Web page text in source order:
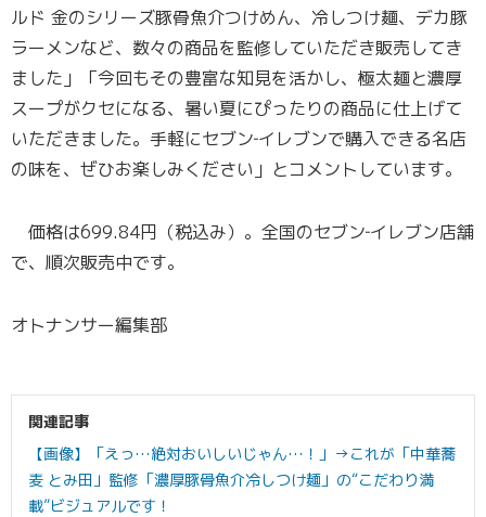
ルド 金のシリーズ豚骨魚介つけめん、冷しつけ麺、デカ豚
ラーメンなど、数々の商品を監修していただき販売してき
ました」「今回もその豊富な知見を活かし、極太麺と濃厚
スープがクセになる、暑い夏にぴったりの商品に仕上げて
いただきました。手軽にセブン‐イレブンで購入できる名店
の味を、ぜひお楽しみください」とコメントしています。
価格は699.84円（税込み）。全国のセブン‐イレブン店舗
で、順次販売中です。
オトナンサー編集部
関連記事
【画像】「えっ…絶対おいしいじゃん…！」→これが「中華蕎
麦 とみ田」監修「濃厚豚骨魚介冷しつけ麺」の“こだわり満
載”ビジュアルです！